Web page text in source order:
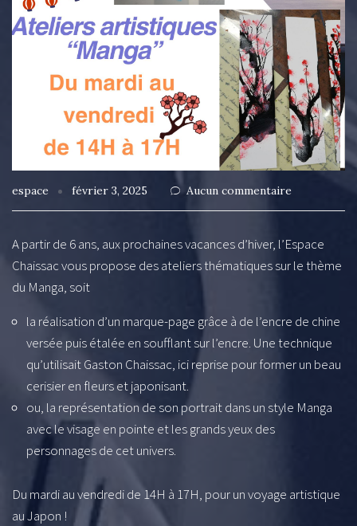
espace février 3, 2025 Aucun commentaire
A partir de 6 ans, aux prochaines vacances d’hiver, l’Espace
Chaissac vous propose des ateliers thématiques sur le thème
du Manga, soit
la réalisation d’un marque-page grâce à de l’encre de chine
versée puis étalée en soufflant sur l’encre. Une technique
qu’utilisait Gaston Chaissac, ici reprise pour former un beau
cerisier en fleurs et japonisant.
ou, la représentation de son portrait dans un style Manga
avec le visage en pointe et les grands yeux des
personnages de cet univers.
Du mardi au vendredi de 14H à 17H, pour un voyage artistique
au Japon !